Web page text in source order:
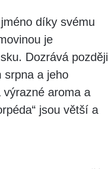
jméno díky svému
je
Dozrává později
srpna a jeho
aroma a
jsou větší a